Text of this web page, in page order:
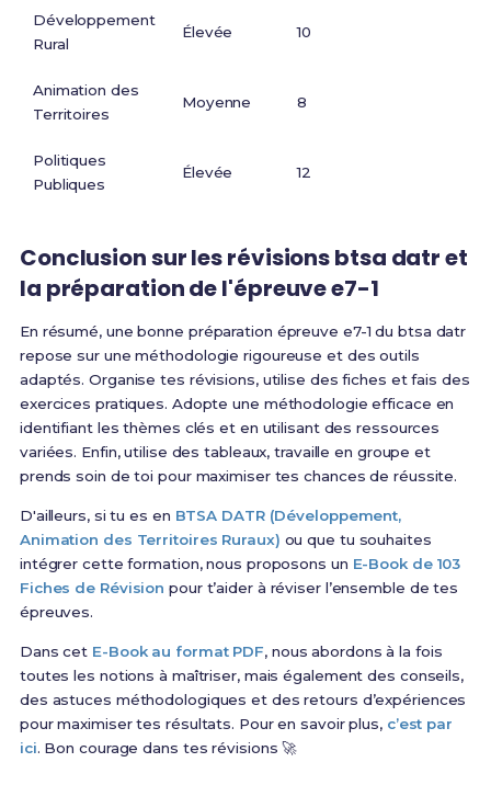
Développement
Rural
Élevée 10
Animation des
Territoires
Moyenne 8
Politiques
Publiques
Élevée 12
Conclusion sur les révisions btsa datr et
la préparation de l'épreuve e7-1
En résumé, une bonne préparation épreuve e7-1 du btsa datr
repose sur une méthodologie rigoureuse et des outils
adaptés. Organise tes révisions, utilise des fiches et fais des
exercices pratiques. Adopte une méthodologie efficace en
identifiant les thèmes clés et en utilisant des ressources
variées. Enfin, utilise des tableaux, travaille en groupe et
prends soin de toi pour maximiser tes chances de réussite.
D'ailleurs, si tu es en BTSA DATR (Développement,
Animation des Territoires Ruraux) ou que tu souhaites
intégrer cette formation, nous proposons un E-Book de 103
Fiches de Révision pour t’aider à réviser l’ensemble de tes
épreuves.
Dans cet E-Book au format PDF, nous abordons à la fois
toutes les notions à maîtriser, mais également des conseils,
des astuces méthodologiques et des retours d’expériences
pour maximiser tes résultats. Pour en savoir plus, c’est par
ici. Bon courage dans tes révisions 🚀